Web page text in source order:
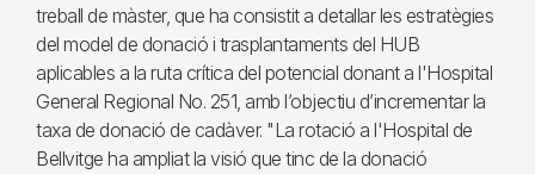
treball de màster, que ha consistit a detallar les estratègies
del model de donació i trasplantaments del HUB
aplicables a la ruta crítica del potencial donant a l'Hospital
General Regional No. 251, amb l’objectiu d’incrementar la
taxa de donació de cadàver. "La rotació a l'Hospital de
Bellvitge ha ampliat la visió que tinc de la donació